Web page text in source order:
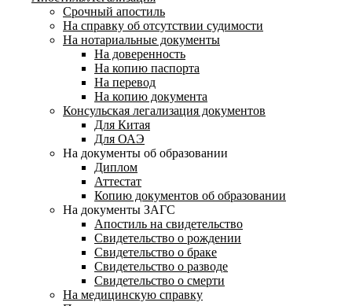
Срочный апостиль
На справку об отсутствии судимости
На нотариальные документы
На доверенность
На копию паспорта
На перевод
На копию документа
Консульская легализация документов
Для Китая
Для ОАЭ
На документы об образовании
Диплом
Аттестат
Копию документов об образовании
На документы ЗАГС
Апостиль на свидетельство
Свидетельство о рождении
Свидетельство о браке
Свидетельство о разводе
Свидетельство о смерти
На медицинскую справку